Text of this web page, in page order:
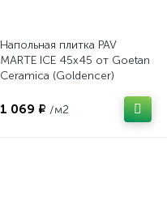
Напольная плитка PAV
MARTE ICE 45x45 от Goetan
Ceramica (Goldencer)
1 069 ₽ /м2